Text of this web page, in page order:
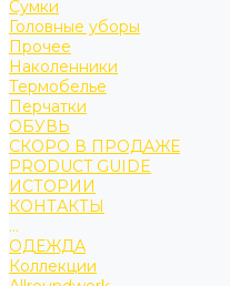
Сумки
Головные уборы
Прочее
Наколенники
Термобелье
Перчатки
ОБУВЬ
СКОРО В ПРОДАЖЕ
PRODUCT GUIDE
ИСТОРИИ
КОНТАКТЫ
...
ОДЕЖДА
Коллекции